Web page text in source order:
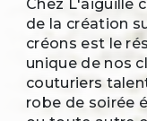
Chez L'aiguille
de la création
créons est le
unique de nos
couturiers
robe de soirée